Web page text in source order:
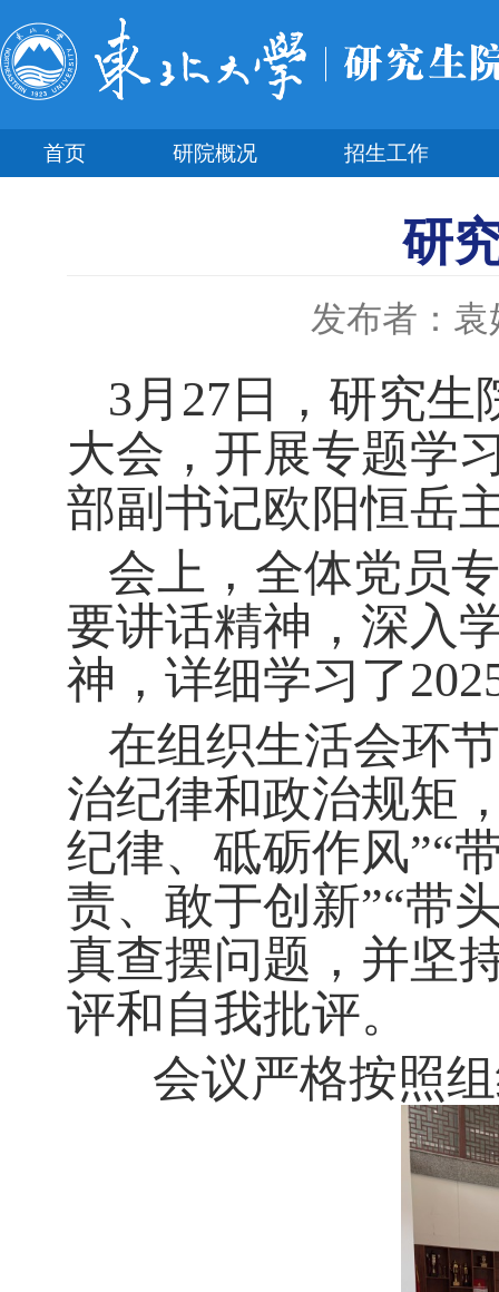
首页 研院概况 招生工作
研
发布者：袁
3月 27 日，研究生
大会，开展专题学
部副书记欧阳恒岳
会上，全体党员
要讲话精神，深入
神，详细学习了
在组织生活会环
治纪律和政治规矩
纪律、砥砺作风”“
责、敢于创新”“带
真查摆问题，并坚
评和自我批评。
会议严格按照组